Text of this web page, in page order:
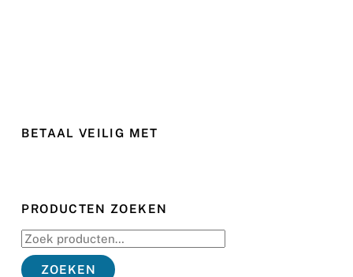
BETAAL VEILIG MET
PRODUCTEN ZOEKEN
Zoeken
naar:
ZOEKEN